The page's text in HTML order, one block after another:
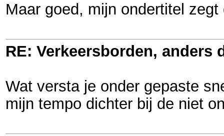
Maar goed, mijn ondertitel zegt
RE: Verkeersborden, anders
Wat versta je onder gepaste
mijn tempo dichter bij de niet